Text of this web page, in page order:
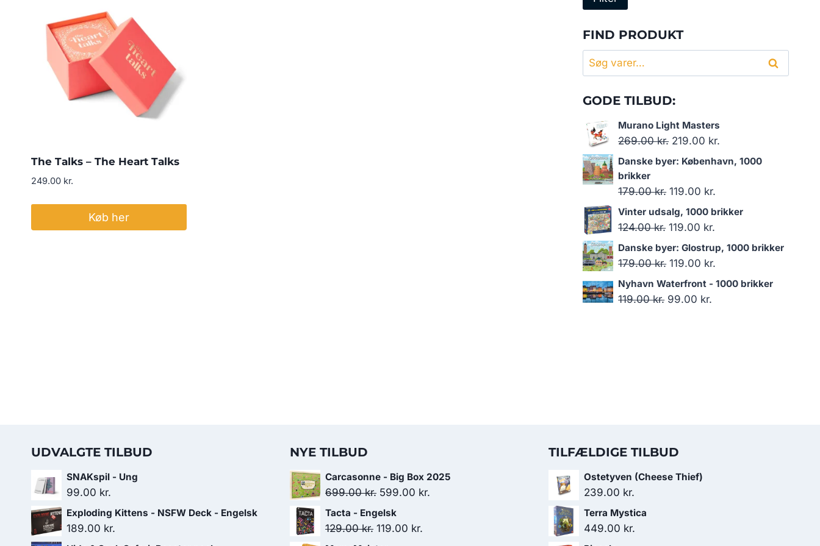
The Talks – The Heart Talks
249.00 kr.
Køb her
FIND PRODUKT
Søg
efter:
Søg
GODE TILBUD:
Murano Light Masters
269.00kr. Den
oprindelige
var:
269.00 kr..
219.00 kr.
aktuelle
219.00 kr..
Danske byer: København, 1000
brikker
179.00kr. Den
oprindelige
pris
179.00 kr..
119.00 kr.
aktuelle
119.00 kr..
Vinter udsalg, 1000 brikker
124.00kr. Den
oprindelige
pris
124.00 kr..
119.00 kr.
aktuelle
Danske byer: Glostrup, 1000 brikker
179.00kr. Den
oprindelige
pris
119.00 kr.
aktuelle
Nyhavn Waterfront - 1000 brikker
119.00kr. Den
99.00 kr.
UDVALGTE TILBUD
SNAKspil - Ung
99.00 kr.
Exploding Kittens - NSFW Deck - Engelsk
189.00 kr.
NYE TILBUD
Carcasonne - Big Box 2025
699.00kr. Den
oprindelige
pris
599.00 kr.
Tacta - Engelsk
129.00kr. Den
119.00 kr.
TILFÆLDIGE TILBUD
Ostetyven (Cheese Thief)
239.00 kr.
Terra Mystica
449.00 kr.